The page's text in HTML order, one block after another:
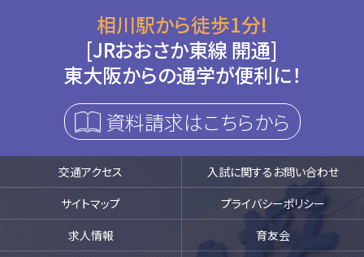
相川駅から徒歩1分!
[JRおおさか東線 開通]
東大阪からの通学が便利に！
資料請求はこちらから
交通アクセス
入試に関するお問い合わせ
サイトマップ
プライバシーポリシー
求人情報
育友会